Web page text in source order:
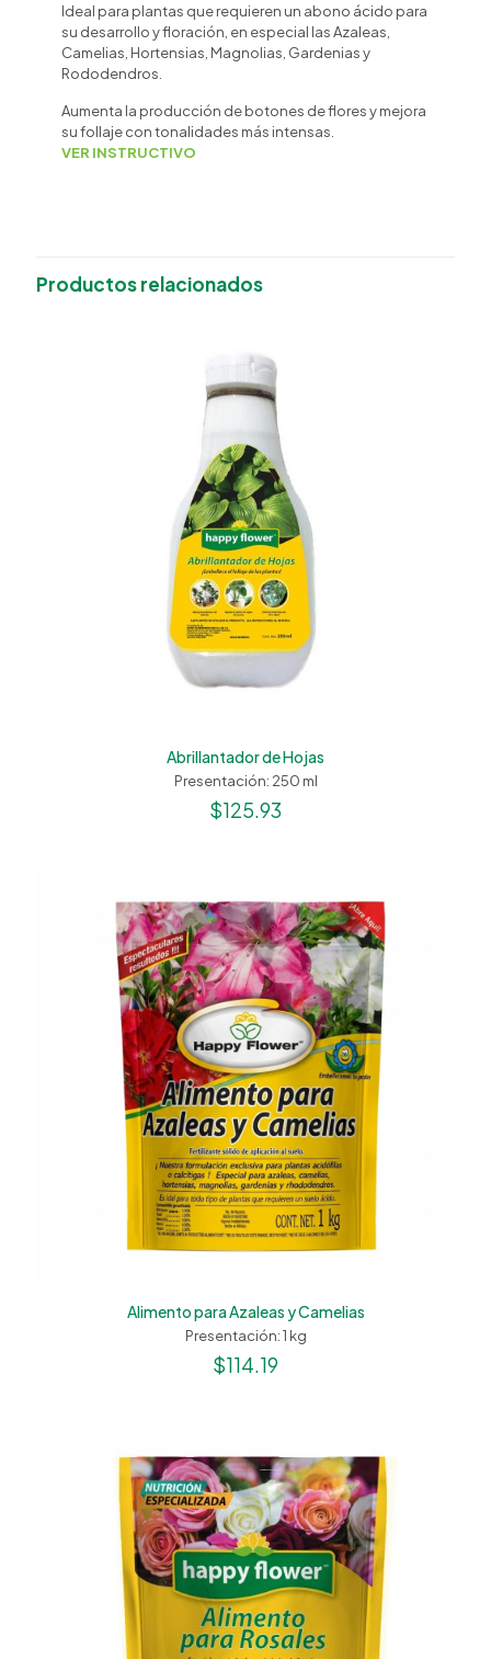
Ideal para plantas que requieren un abono ácido para
su desarrollo y floración, en especial las Azaleas,
Camelias, Hortensias, Magnolias, Gardenias y
Rododendros.
Aumenta la producción de botones de flores y mejora
su follaje con tonalidades más intensas.
VER INSTRUCTIVO
Productos relacionados
Abrillantador de Hojas
Presentación: 250 ml
$125.93
Alimento para Azaleas y Camelias
Presentación: 1 kg
$114.19